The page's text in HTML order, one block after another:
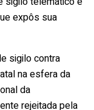
expôs sua
sigilo contra
na esfera da
da
rejeitada pela